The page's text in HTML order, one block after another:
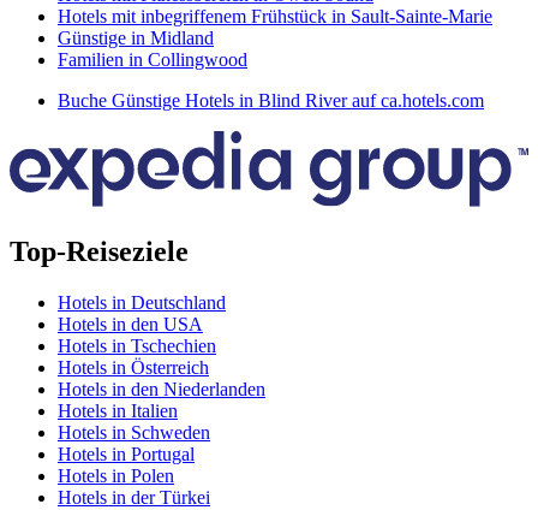
Hotels mit inbegriffenem Frühstück in Sault-Sainte-Marie
Günstige in Midland
Familien in Collingwood
Buche Günstige Hotels in Blind River auf ca.hotels.com
Top-Reiseziele
Hotels in Deutschland
Hotels in den USA
Hotels in Tschechien
Hotels in Österreich
Hotels in den Niederlanden
Hotels in Italien
Hotels in Schweden
Hotels in Portugal
Hotels in Polen
Hotels in der Türkei